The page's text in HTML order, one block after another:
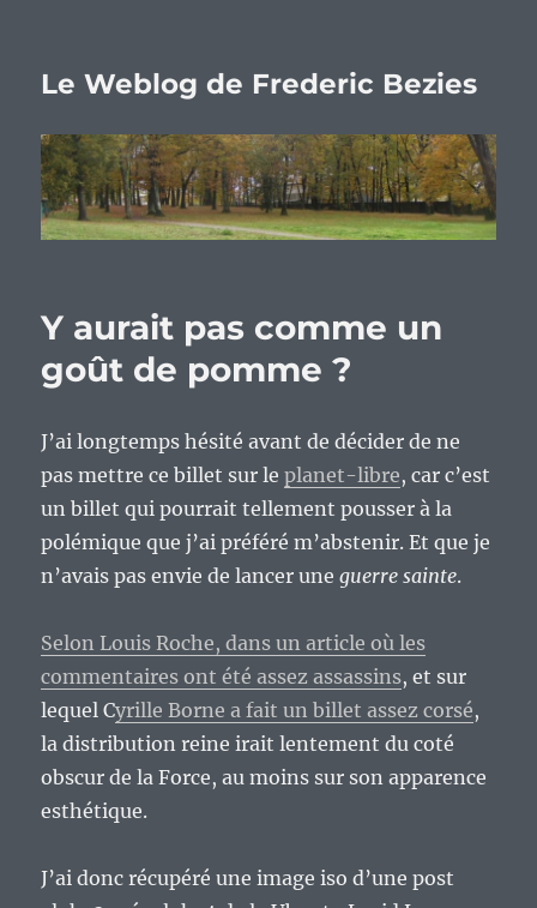
Le Weblog de Frederic Bezies
Y aurait pas comme un
goût de pomme ?
J’ai longtemps hésité avant de décider de ne
pas mettre ce billet sur leplanet-libre, car c’est
un billet qui pourrait tellement pousser à la
polémique que j’ai préféré m’abstenir. Et que je
n’avais pas envie de lancer uneguerre sainte.
Selon Louis Roche, dans un article où les
commentaires ont été assez assassins, et sur
lequel Cyrille Borne a fait un billet assez corsé,
la distribution reine irait lentement du coté
obscur de la Force, au moins sur son apparence
esthétique.
J’ai donc récupéré une image iso d’une post